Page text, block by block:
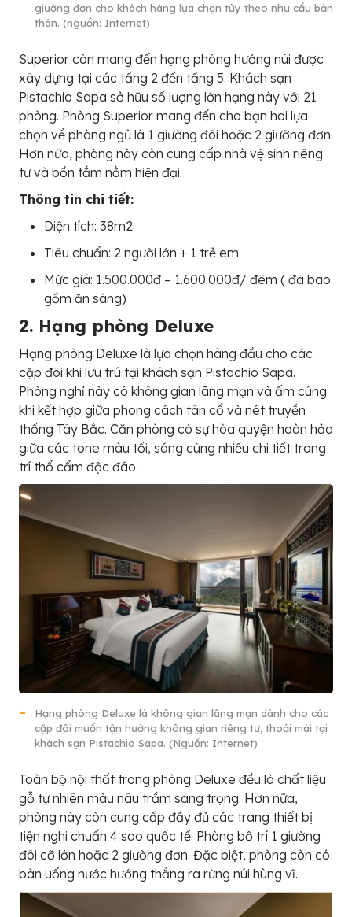
giường đơn cho khách hàng lựa chọn tùy theo nhu cầu bản
thân. (nguồn: Internet)
Superior còn mang đến hạng phòng hướng núi được
xây dựng tại các tầng 2 đến tầng 5. Khách sạn
Pistachio Sapa sở hữu số lượng lớn hạng này với 21
phòng. Phòng Superior mang đến cho bạn hai lựa
chọn về phòng ngủ là 1 giường đôi hoặc 2 giường đơn.
Hơn nữa, phòng này còn cung cấp nhà vệ sinh riêng
tư và bồn tắm nằm hiện đại.
Thông tin chi tiết:
Diện tích: 38m2
Tiêu chuẩn: 2 người lớn + 1 trẻ em
Mức giá: 1.500.000đ – 1.600.000đ/ đêm ( đã bao
gồm ăn sáng)
2. Hạng phòng Deluxe
Hạng phòng Deluxe là lựa chọn hàng đầu cho các
cặp đôi khi lưu trú tại khách sạn Pistachio Sapa.
Phòng nghỉ này có không gian lãng mạn và ấm cúng
khi kết hợp giữa phong cách tân cổ và nét truyền
thống Tây Bắc. Căn phòng có sự hòa quyện hoàn hảo
giữa các tone màu tối, sáng cùng nhiều chi tiết trang
trí thổ cẩm độc đáo.
Hạng phòng Deluxe là không gian lãng mạn dành cho các
cặp đôi muốn tận hưởng không gian riêng tư, thoải mái tại
khách sạn Pistachio Sapa. (Nguồn: Internet)
Toàn bộ nội thất trong phòng Deluxe đều là chất liệu
gỗ tự nhiên màu nâu trầm sang trọng. Hơn nữa,
phòng này còn cung cấp đầy đủ các trang thiết bị
tiện nghi chuẩn 4 sao quốc tế. Phòng bố trí 1 giường
đôi cỡ lớn hoặc 2 giường đơn. Đặc biệt, phòng còn có
bàn uống nước hướng thẳng ra rừng núi hùng vĩ.